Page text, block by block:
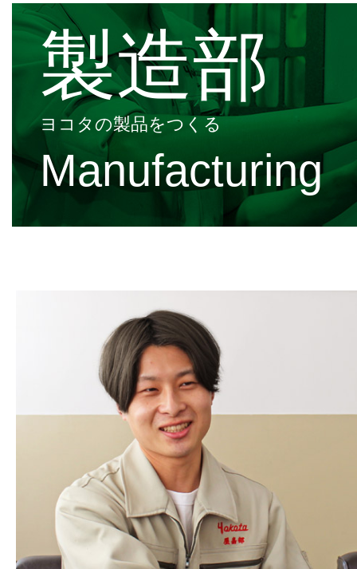
製造部
ヨコタの製品をつくる
Manufacturing